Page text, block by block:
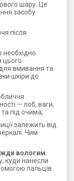
шару. Це
засобу
після
цього
вмивання та
шкіри до
— лоб, ваги,
під очима;
залежить від
Чим
вологим.
куди нанесли
пальців